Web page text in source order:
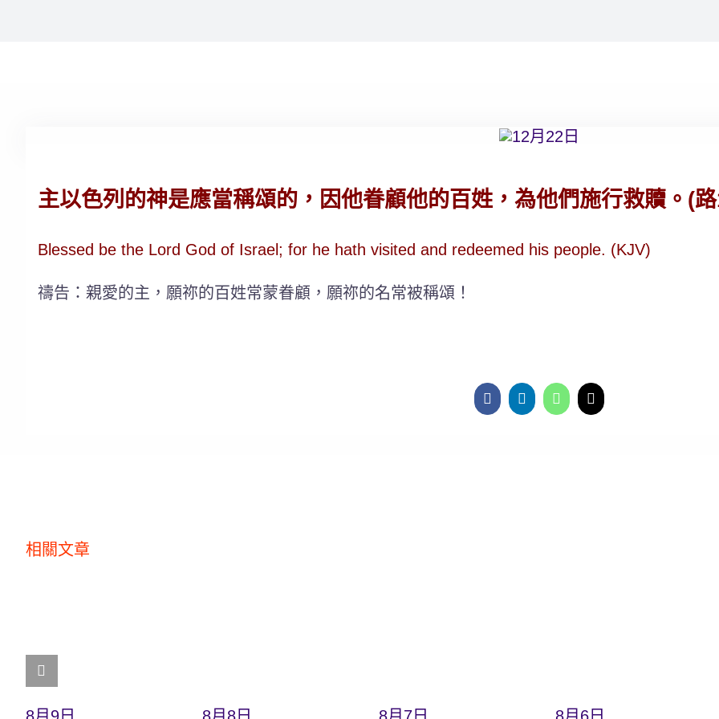
主以色列的神是應當稱頌的，因他眷顧他的百姓，為他們施行救贖。(
Blessed be the Lord God of Israel; for he hath visited and redeemed his people. (KJV)
禱告：親愛的主，願祢的百姓常蒙眷顧，願祢的名常被稱頌！
相關文章